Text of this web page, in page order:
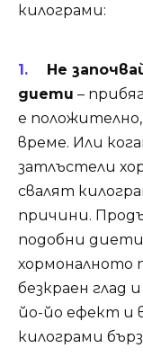
килограми:
Не
диети –
е
време. Или
затлъстели
свалят
причини.
подобни
хормоналното
безкраен глад
йо-йо ефект и
килограми